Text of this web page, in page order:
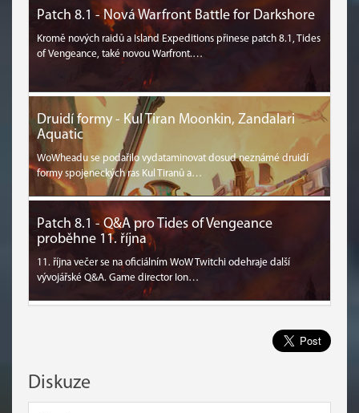
Patch 8.1 - Nová Warfront Battle for Darkshore
Kromě nových raidů a Island Expeditions přinese patch 8.1, Tides
of Vengeance, také novou Warfront.…
Druidí formy - Kul Tiran Moonkin, Zandalari
Aquatic
WoWheadu se podařilo vydataminovat dosud neznámé druidí
formy spojeneckých ras Kul Tiranů a…
Patch 8.1 - Q&A pro Tides of Vengeance
proběhne 11. října
11. října večer se na oficiálním WoW Twitchi odehraje další
vývojářské Q&A. Game director Ion…
Diskuze